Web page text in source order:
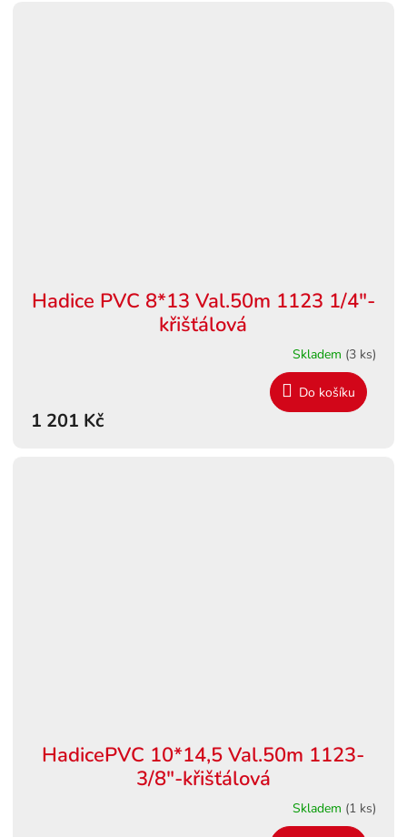
Hadice PVC 8*13 Val.50m 1123 1/4"-
křišťálová
Skladem (3 ks)
1 201 Kč
Do košíku
HadicePVC 10*14,5 Val.50m 1123-
3/8"-křišťálová
Skladem (1 ks)